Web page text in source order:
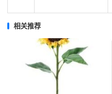
相关推荐